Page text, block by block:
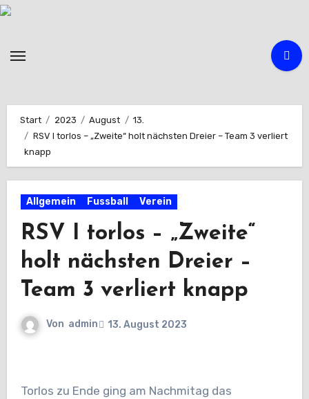
Zum
Start 2023 August
13.
RSV I torlos – „Zweite“ holt nächsten Dreier – Team 3 verliert
knapp
Allgemein Fussball Verein
RSV I torlos – „Zweite“
holt nächsten Dreier –
Team 3 verliert knapp
Von admin 13. August 2023
Torlos zu Ende ging am Nachmitag das